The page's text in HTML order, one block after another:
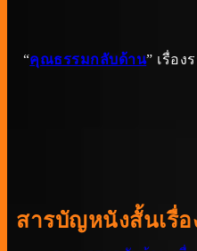
“คุณธรรมกลับด้าน” เรื่อ
สารบัญหนังสั้นเรื่